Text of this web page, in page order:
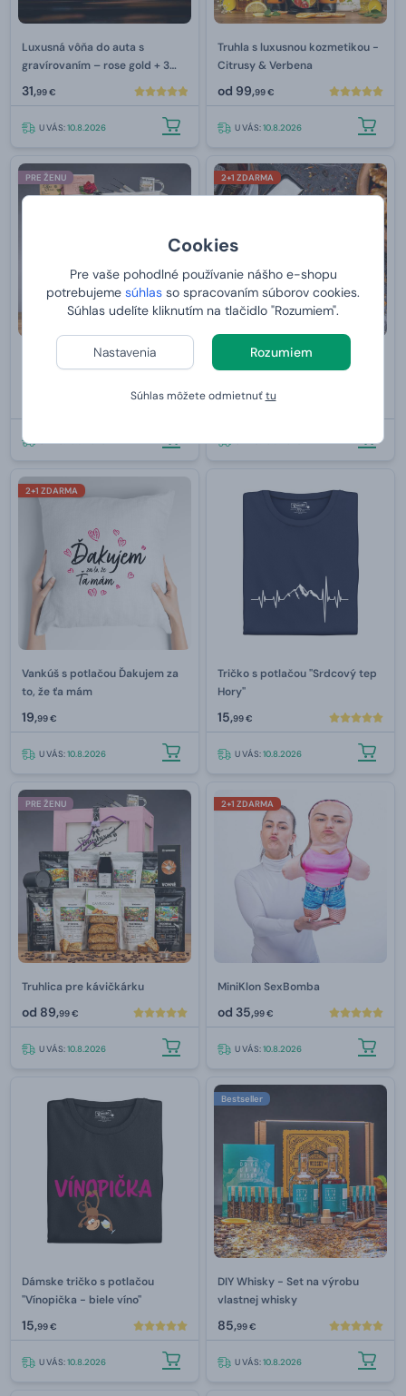
Cookies
Pre vaše pohodlné používanie nášho e-shopu
potrebujeme súhlas so spracovaním súborov cookies.
Súhlas udelíte kliknutím na tlačidlo "Rozumiem".
Nastavenia Rozumiem
Súhlas môžete odmietnuťtu
Luxusná vôňa do auta s
gravírovaním –⁠ rose gold + 3
náplne
31,99 €
U VÁS:10.8.2026
Truhla s luxusnou kozmetikou -
Citrusy & Verbena
od 99,99 €
U VÁS:10.8.2026
PRE ŽENU
Truhla s luxusnou kozmetikou -
U VÁS:10.8.2026
2+1 ZDARMA
Plniaci kovový zapaľovač -
23,
U VÁS:10.8.2026
2+1 ZDARMA
Vankúš s potlačou Ďakujem za
to, že ťa mám
19,99 €
U VÁS:10.8.2026
Tričko s potlačou "Srdcový tep
Hory"
15,99 €
U VÁS:10.8.2026
PRE ŽENU
Truhlica pre kávičkárku
od 89,99 €
U VÁS:10.8.2026
2+1 ZDARMA
MiniKlon SexBomba
od 35,99 €
U VÁS:10.8.2026
Dámske tričko s potlačou
"Vínopička - biele víno"
15,99 €
U VÁS:10.8.2026
Bestseller
DIY Whisky - Set na výrobu
vlastnej whisky
85,99 €
U VÁS:10.8.2026